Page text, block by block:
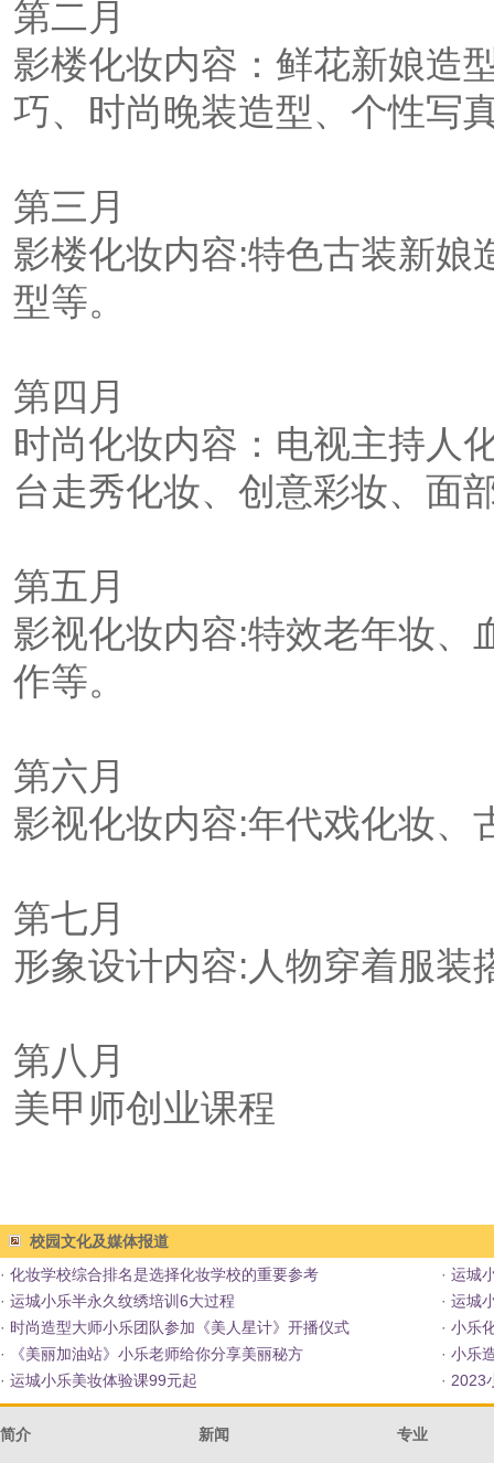
第二月
影楼化妆内容：鲜花新娘造
巧、时尚晚装造型、个性写
第三月
影楼化妆内容:特色古装新娘
型等。
第四月
时尚化妆内容：电视主持人
台走秀化妆、创意彩妆、面
第五月
影视化妆内容:特效老年妆、
作等。
第六月
影视化妆内容:年代戏化妆、
第七月
形象设计内容:人物穿着服装
第八月
美甲师创业课程
校园文化及媒体报道
· 化妆学校综合排名是选择化妆学校的重要参考 · 运城
· 运城小乐半永久纹绣培训6大过程 · 运城
· 时尚造型大师小乐团队参加《美人星计》开播仪式 · 小乐
·
《美丽加油站》小乐老师给你分享美丽秘方 · 小乐
· 运城小乐美妆体验课99元起 · 2023
简介 新闻 专业